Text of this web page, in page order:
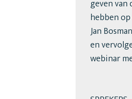
geven
hebben
Jan
en
webinar